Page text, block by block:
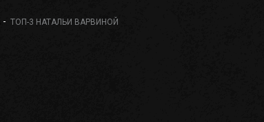
ТОП-3 НАТАЛЬИ ВАРВИНОЙ